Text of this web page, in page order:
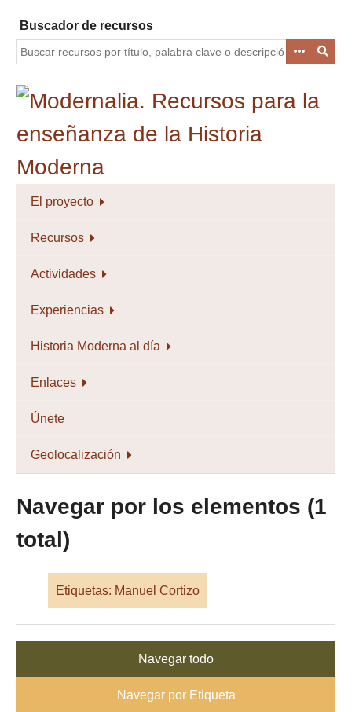
contenido
principal
Buscador de recursos
El proyecto
Recursos
Actividades
Experiencias
Historia Moderna al día
Enlaces
Únete
Geolocalización
Navegar por los elementos (1
total)
Etiquetas: Manuel Cortizo
Navegar todo
Navegar por Etiqueta